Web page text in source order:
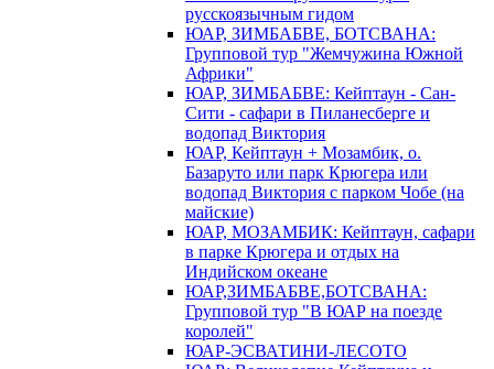
русскоязычным гидом
ЮАР, ЗИМБАБВЕ, БОТСВАНА:
Групповой тур "Жемчужина Южной
Африки"
ЮАР, ЗИМБАБВЕ: Кейптаун - Сан-
Сити - сафари в Пиланесберге и
водопад Виктория
ЮАР, Кейптаун + Мозамбик, о.
Базаруто или парк Крюгера или
водопад Виктория с парком Чобе (на
майские)
ЮАР, МОЗАМБИК: Кейптаун, сафари
в парке Крюгера и отдых на
Индийском океане
ЮАР,ЗИМБАБВЕ,БОТСВАНА:
Групповой тур "В ЮАР на поезде
королей"
ЮАР-ЭСВАТИНИ-ЛЕСОТО